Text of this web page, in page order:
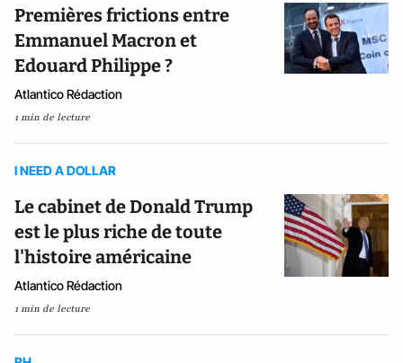
Premières frictions entre
Emmanuel Macron et
Edouard Philippe ?
Atlantico Rédaction
1 min de lecture
I NEED A DOLLAR
Le cabinet de Donald Trump
est le plus riche de toute
l'histoire américaine
Atlantico Rédaction
1 min de lecture